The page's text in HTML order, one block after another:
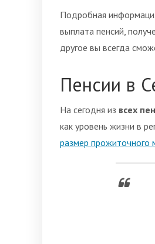
Подробная
выплата пенсий,
другое вы всегда
Пенсии в
На сегодня из всех
как уровень жизни в
размер прожиточного